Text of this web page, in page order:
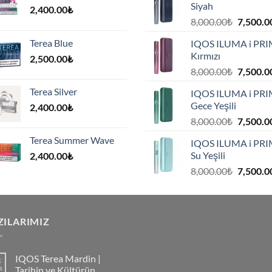
2,400.00₺
Terea Blue
2,500.00₺
Terea Silver
2,400.00₺
Terea Summer Wave
2,400.00₺
Siyah
8,000.00₺ Orijinal
IQOS ILUMA i
Kırmızı
8,000.00₺ Orijinal
IQOS ILUMA i
Gece Yeşili
8,000.00₺ Orijinal
IQOS ILUMA i
Su Yeşili
8,000.00₺ Orijinal
IQOS Terea Mardin |